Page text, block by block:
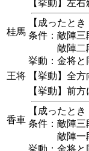
桂馬
【挙動】左
【成ったとき
条件：敵陣三
敵陣二段
挙動：金将と
王将
【挙動】全
香車
【挙動】前
【成ったとき
条件：敵陣三
敵陣一段
挙動：金将と